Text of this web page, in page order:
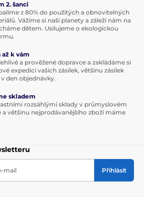
2. šanci
z 80% do použitých a obnovitelných
Vážíme si naší planety a záleží nám na
dětem. Usilujeme o ekologickou
až k vám
a prověžené dopravce a zakládáme si
expedici vašich zásilek, většinu zásilek
den objednávky.
skladem
rozsáhlými sklady v průmyslovém
a většinu nejprodávanějšího zboží máme
mail Přihlásit